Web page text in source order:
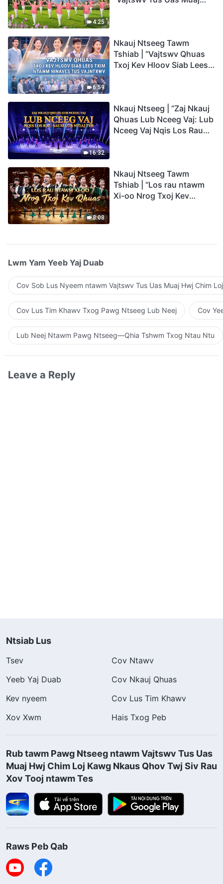
4:25
6:59
Nkauj Ntseeg Tawm
Tshiab | “Vajtswv Qhuas
Txoj Kev Hloov Siab Lees
16:32
Nkauj Ntseeg | “Zaj Nkauj
Qhuas Lub Nceeg Vaj: Lub
Nceeg Vaj Nqis Los Rau
8:08
Nkauj Ntseeg Tawm
Tshiab | “Los rau ntawm
Xi-oo Nrog Txoj Kev
Lwm Yam Yeeb Yaj Duab
Cov Sob Lus Nyeem ntawm Vajtswv Tus Uas Muaj Hwj Chim
Cov Lus Tim Khawv Txog Pawg Ntseeg Lub Neej Cov
Lub Neej Ntawm Pawg Ntseeg—Qhia Tshwm Txog Ntau Ntu
Leave a Reply
Ntsiab Lus
Tsev
Cov Ntawv
Yeeb Yaj Duab
Cov Nkauj Qhuas
Kev nyeem
Cov Lus Tim Khawv
Xov Xwm
Hais Txog Peb
Rub tawm Pawg Ntseeg ntawm Vajtswv Tus Uas
Muaj Hwj Chim Loj Kawg Nkaus Qhov Twj Siv Rau
Xov Tooj ntawm Tes
Raws Peb Qab